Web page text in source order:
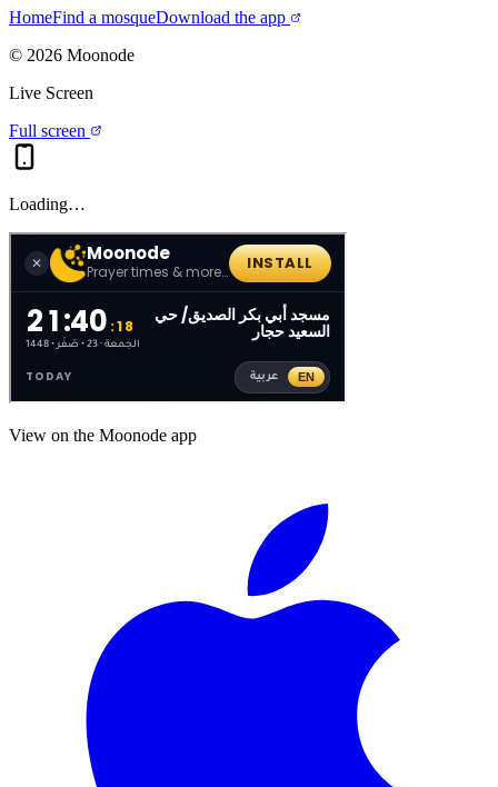
HomeFind a mosqueDownload the app
© 2026 Moonode
Live Screen
Full screen
Loading…
View on the Moonode app